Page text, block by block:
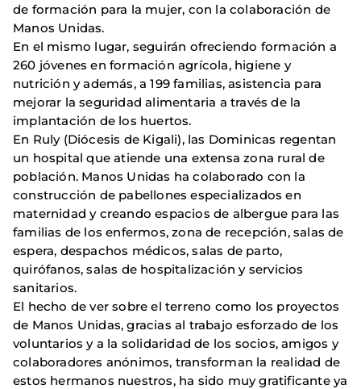
de formación para la mujer, con la colaboración de
Manos Unidas.
En el mismo lugar, seguirán ofreciendo formación a
260 jóvenes en formación agrícola, higiene y
nutrición y además, a 199 familias, asistencia para
mejorar la seguridad alimentaria a través de la
implantación de los huertos.
En Ruly (Diócesis de Kigali), las Dominicas regentan
un hospital que atiende una extensa zona rural de
población. Manos Unidas ha colaborado con la
construcción de pabellones especializados en
maternidad y creando espacios de albergue para las
familias de los enfermos, zona de recepción, salas de
espera, despachos médicos, salas de parto,
quirófanos, salas de hospitalización y servicios
sanitarios.
El hecho de ver sobre el terreno como los proyectos
de Manos Unidas, gracias al trabajo esforzado de los
voluntarios y a la solidaridad de los socios, amigos y
colaboradores anónimos, transforman la realidad de
estos hermanos nuestros, ha sido muy gratificante ya